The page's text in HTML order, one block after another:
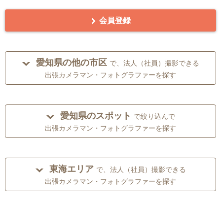
会員登録
愛知県の他の市区 で、法人（社員）撮影できる
出張カメラマン・フォトグラファーを探す
愛知県のスポット で絞り込んで
出張カメラマン・フォトグラファーを探す
東海エリア で、法人（社員）撮影できる
出張カメラマン・フォトグラファーを探す